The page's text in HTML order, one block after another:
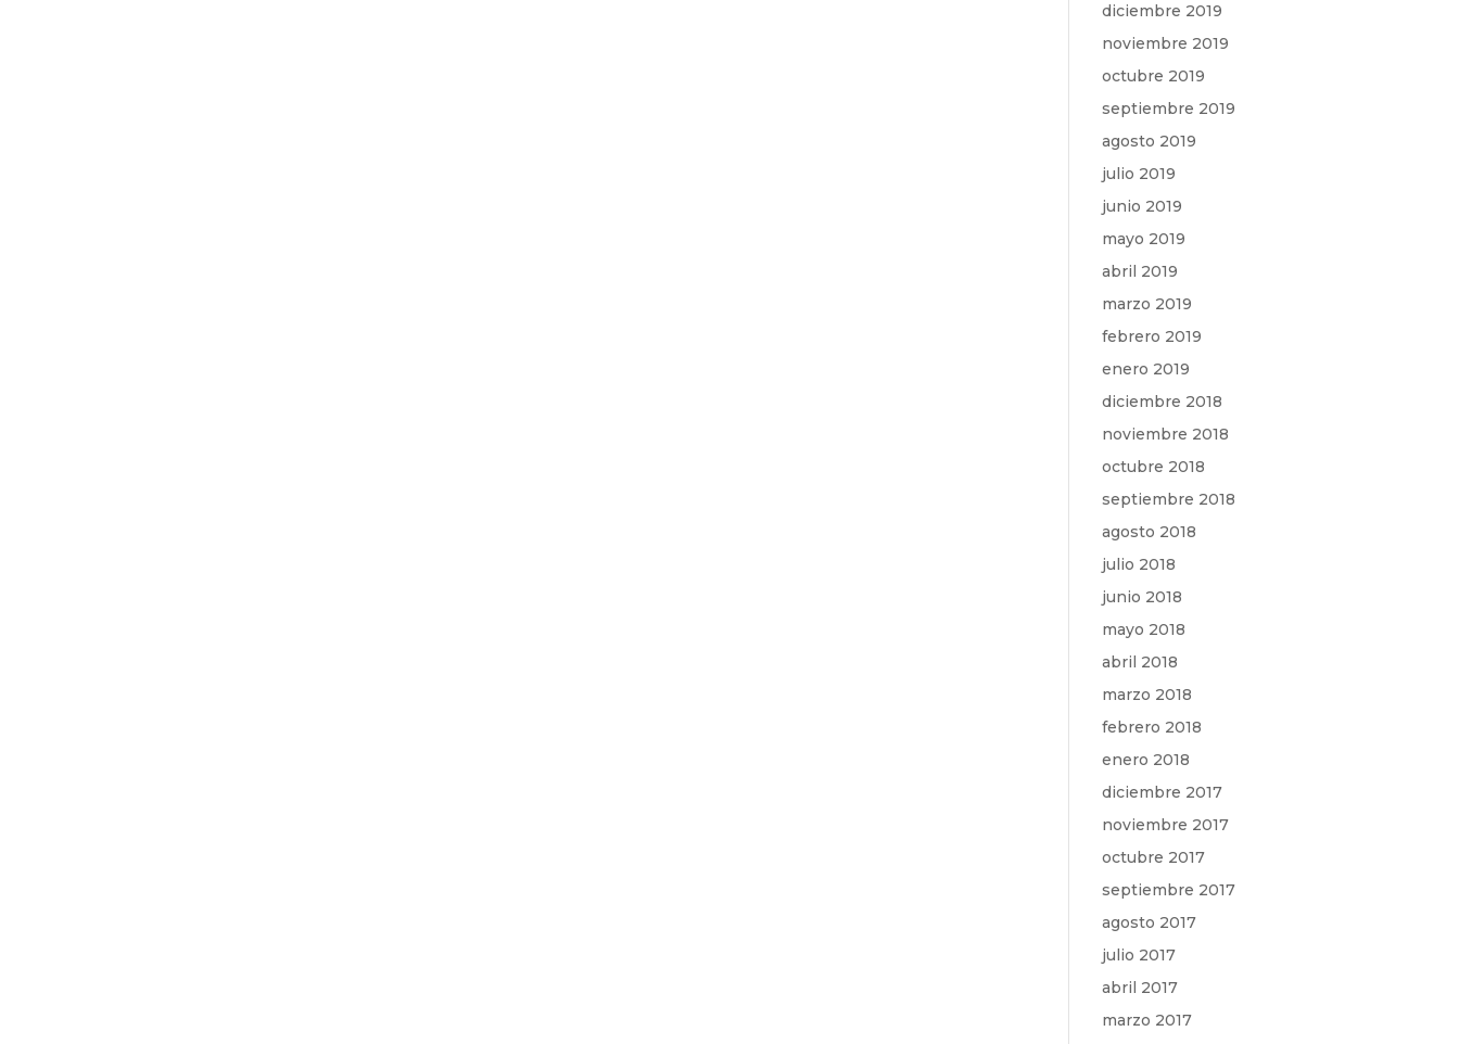
diciembre 2019
noviembre 2019
octubre 2019
septiembre 2019
agosto 2019
julio 2019
junio 2019
mayo 2019
abril 2019
marzo 2019
febrero 2019
enero 2019
diciembre 2018
noviembre 2018
octubre 2018
septiembre 2018
agosto 2018
julio 2018
junio 2018
mayo 2018
abril 2018
marzo 2018
febrero 2018
enero 2018
diciembre 2017
noviembre 2017
octubre 2017
septiembre 2017
agosto 2017
julio 2017
abril 2017
marzo 2017